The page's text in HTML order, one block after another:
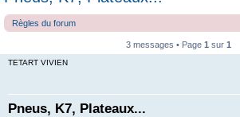
Règles du forum
3 messages • Page 1 sur 1
TETART VIVIEN
Pneus, K7, Plateaux...